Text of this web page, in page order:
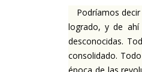
Podríamos decir
logrado, y de ahí
desconocidas.
consolidado.